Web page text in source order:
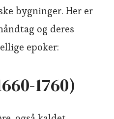
bygninger. Her er
og deres
epoker:
1760)